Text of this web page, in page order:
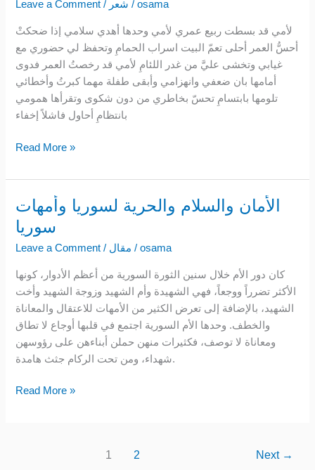
Leave a Comment / شعر /osama
لأمي قد بسطت ربيع عمري لأمي وحدها أهدي سلامي إذا ضحكتْ
أحسُّ العمر أحلى تعمّ البيت اسراب الحمامِ وتحفظ لي حضوري مع
غيابي وتخشى عليَّ من غدر اللئامِ لأمي قد رخصتُ العمر فدوى
أمامها بان ضعفي وانهزامي وأبقى طفلة مهما كبرتُ وأخطائي
تلومها بابتسامِ تحسّ بخاطري من دون شكوى وتقرأها همومي
بانتظامِ أحاول فاشلاً إخفاء
Read More »
الأمان والسلام والحرية لسوريا وأمهات
سوريا
Leave a Comment / مقال /osama
كان دور الأم خلال سنين الثورة السورية من أعظم الأدوار، كونها
الأكثر تضرراً ووجعاً، فهي الشهيدة وأم الشهيد وزوجة الشهيد وأخت
الشهيد، بالإضافة إلى تعرض الكثير من الأمهات للاعتقال والمعاناة
والخطف. وحدها الأم السورية اجتمع في قلبها أوجاع لا تطاق
ومعاناة لا توصف، فكثيرات منهن حملن أبناءهن على رؤوسهن
شهداء، ومن تحت الركام جثث هامدة.
الأمان
والسلام
والحرية
لسوريا
وأمهات
سوريا
Read More »
1 2 Next →